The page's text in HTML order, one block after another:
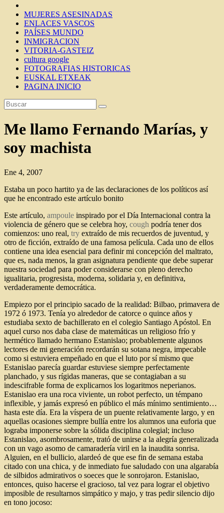
MUJERES ASESINADAS
ENLACES VASCOS
PAÍSES MUNDO
INMIGRACION
VITORIA-GASTEIZ
cultura google
FOTOGRAFIAS HISTORICAS
EUSKAL ETXEAK
PAGINA INICIO
Me llamo Fernando Marías, y
soy machista
Ene 4, 2007
Estaba un poco hartito ya de las declaraciones de los políticos así
que he encontrado este artículo bonito
Este artículo, ampoule inspirado por el Día Internacional contra la
violencia de género que se celebra hoy, cough podría tener dos
comienzos: uno real, try extraído de mis recuerdos de juventud, y
otro de ficción, extraído de una famosa película. Cada uno de ellos
contiene una idea esencial para definir mi concepción del maltrato,
que es, nada menos, la gran asignatura pendiente que debe superar
nuestra sociedad para poder considerarse con pleno derecho
igualitaria, progresista, moderna, solidaria y, en definitiva,
verdaderamente democrática.
Empiezo por el principio sacado de la realidad: Bilbao, primavera de
1972 ó 1973. Tenía yo alrededor de catorce o quince años y
estudiaba sexto de bachillerato en el colegio Santiago Apóstol. En
aquel curso nos daba clase de matemáticas un religioso frío y
hermético llamado hermano Estanislao; probablemente algunos
lectores de mi generación recordarán su sotana negra, impecable
como si estuviera empeñado en que el luto por sí mismo que
Estanislao parecía guardar estuviese siempre perfectamente
planchado, y sus rígidas maneras, que se contagiaban a su
indescifrable forma de explicarnos los logaritmos neperianos.
Estanislao era una roca viviente, un robot perfecto, un témpano
inflexible, y jamás expresó en público el más mínimo sentimiento…
hasta este día. Era la víspera de un puente relativamente largo, y en
aquellas ocasiones siempre bullía entre los alumnos una euforia que
lograba imponerse sobre la sólida disciplina colegial; incluso
Estanislao, asombrosamente, trató de unirse a la alegría generalizada
con un vago asomo de camaradería viril en la inaudita sonrisa.
Alguien, en el bullicio, alardeó de que ese fin de semana estaba
citado con una chica, y de inmediato fue saludado con una algarabía
de silbidos admirativos o soeces que le sonrojaron. Estanislao,
entonces, quiso hacerse el gracioso, tal vez para lograr el objetivo
imposible de resultarnos simpático y majo, y tras pedir silencio dijo
en tono jocoso: